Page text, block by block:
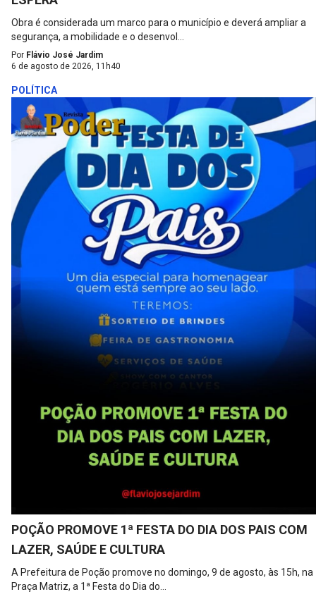
Obra é considerada um marco para o município e deverá ampliar a
segurança, a mobilidade e o desenvol...
Por Flávio José Jardim
6 de agosto de 2026, 11h40
POLÍTICA
POÇÃO PROMOVE 1ª FESTA DO DIA DOS PAIS COM
LAZER, SAÚDE E CULTURA
A Prefeitura de Poção promove no domingo, 9 de agosto, às 15h, na
Praça Matriz, a 1ª Festa do Dia do...